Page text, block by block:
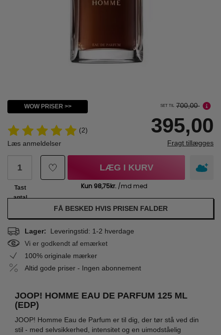
WOW PRISER >>
(2)
Læs anmeldelser
SET TIL 700,00
395,00
Fragt tillægges
Tast
antal
LÆG I KURV
FÅ BESKED HVIS PRISEN FALDER
Lager: Leveringstid: 1-2 hverdage
Vi er godkendt af emærket
100% originale mærker
Altid gode priser - Ingen abonnement
JOOP! HOMME EAU DE PARFUM 125 ML
(EDP)
JOOP! Homme Eau de Parfum er til dig, der tør stå ved din
stil - med selvsikkerhed, intensitet og en uimodståelig